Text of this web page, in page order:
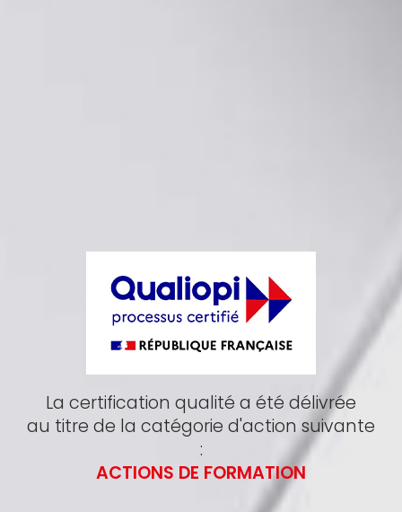
La certification qualité a été délivrée
au titre de la catégorie d'action suivante
:
ACTIONS DE FORMATION